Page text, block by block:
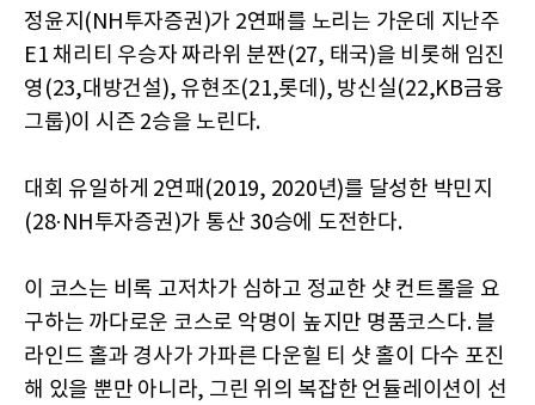
정윤지(NH투자증권)가 2연패를 노리는 가운데 지난주
E1 채리티 우승자 짜라위 분짠(27, 태국)을 비롯해 임진
영(23,대방건설), 유현조(21,롯데), 방신실(22,KB금융
그룹)이 시즌 2승을 노린다.
대회 유일하게 2연패(2019, 2020년)를 달성한 박민지
(28·NH투자증권)가 통산 30승에 도전한다.
이 코스는 비록 고저차가 심하고 정교한 샷 컨트롤을 요
구하는 까다로운 코스로 악명이 높지만 명품코스다. 블
라인드 홀과 경사가 가파른 다운힐 티 샷 홀이 다수 포진
해 있을 뿐만 아니라, 그린 위의 복잡한 언듈레이션이 선